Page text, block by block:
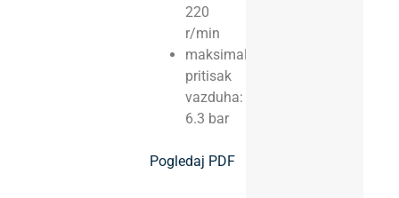
220
r/min
maksimalni
pritisak
vazduha:
6.3 bar
Pogledaj PDF